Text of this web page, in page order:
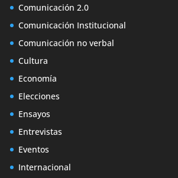
Comunicación 2.0
Comunicación Institucional
Comunicación no verbal
Cultura
Economía
Elecciones
Ensayos
Entrevistas
Eventos
Internacional